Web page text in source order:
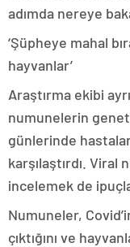
adımda nereye
‘Şüpheye mahal
hayvanlar’
Araştırma ekibi
numunelerin
günlerinde
karşılaştırdı.
incelemek de
Numuneler,
çıktığını ve